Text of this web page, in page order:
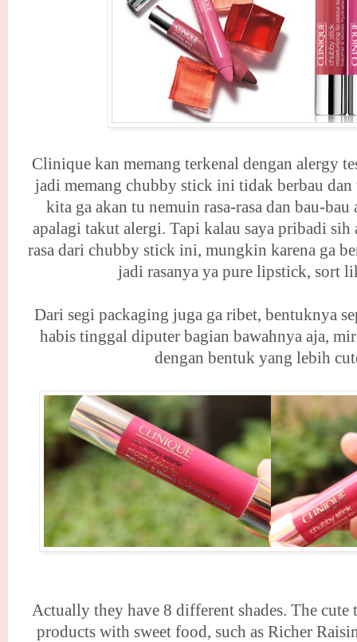
Clinique kan memang terkenal dengan alergy
jadi memang chubby stick ini tidak berbau dan
kita ga akan tu nemuin rasa-rasa dan bau-
apalagi takut alergi. Tapi kalau saya pribadi
rasa dari chubby stick ini, mungkin karena ga
jadi rasanya ya pure lipstick, sort
Dari segi packaging juga ga ribet, bentuknya
habis tinggal diputer bagian bawahnya aja,
dengan bentuk yang lebih
Actually they have 8 different shades. The cute
products with sweet food, such as Richer